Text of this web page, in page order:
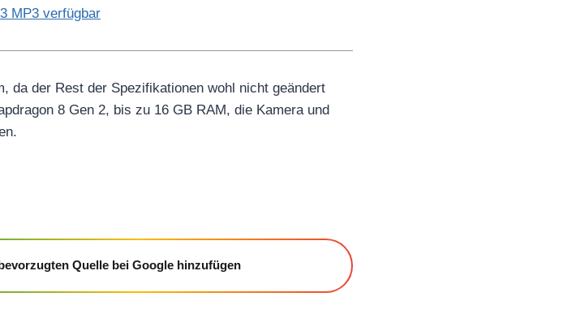
MP3 verfügbar
da der Rest der Spezifikationen wohl nicht geändert
8 Gen 2, bis zu 16 GB RAM, die Kamera und
Quelle bei Google hinzufügen